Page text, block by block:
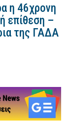
η 46χρονη
επίθεση –
της ΓΑΔΑ